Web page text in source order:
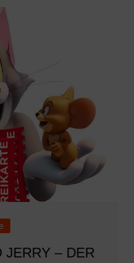
JERRY – DER